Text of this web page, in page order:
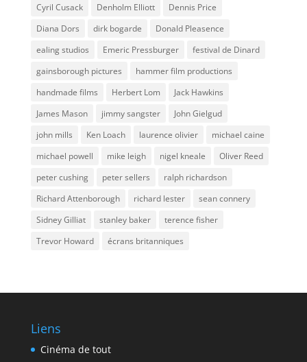
Cyril Cusack
Denholm Elliott
Dennis Price
Diana Dors
dirk bogarde
Donald Pleasence
ealing studios
Emeric Pressburger
festival de Dinard
gainsborough pictures
hammer film productions
handmade films
Herbert Lom
Jack Hawkins
James Mason
jimmy sangster
John Gielgud
john mills
Ken Loach laurence olivier
michael caine
michael powell
mike leigh nigel kneale
Oliver Reed
peter cushing
peter sellers
ralph richardson
Richard Attenborough
richard lester
sean connery
Sidney Gilliat
stanley baker
terence fisher
Trevor Howard
écrans britanniques
Liens
Cinéma de tout